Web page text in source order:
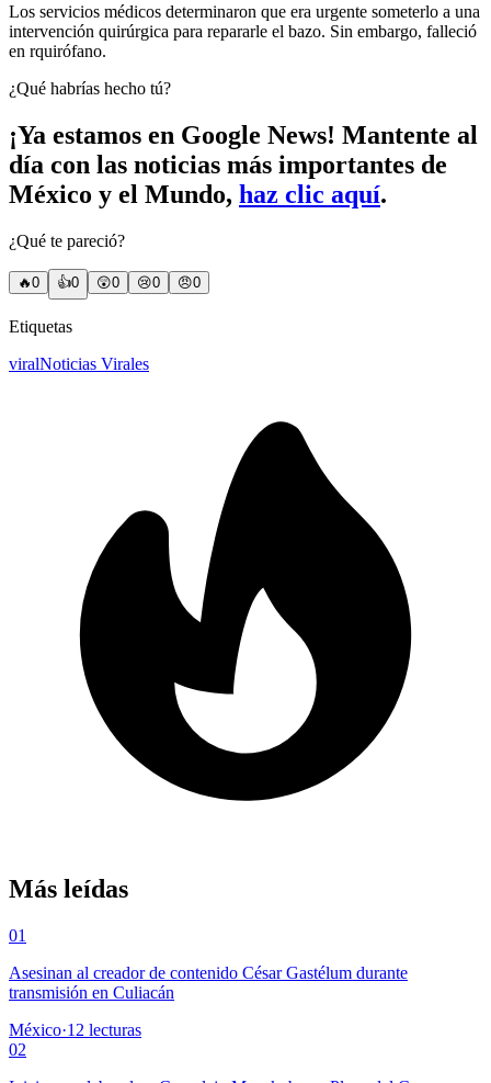
Los servicios médicos determinaron que era urgente someterlo a una
intervención quirúrgica para repararle el bazo. Sin embargo, falleció
en rquirófano.
¿Qué habrías hecho tú?
¡Ya estamos en Google News! Mantente al
día con las noticias más importantes de
México y el Mundo, haz clic aquí.
¿Qué te pareció?
🔥0 👍0 😲0 😢0 😠0
Etiquetas
viralNoticias Virales
Más leídas
01
Asesinan al creador de contenido César Gastélum durante
transmisión en Culiacán
México·12 lecturas
02